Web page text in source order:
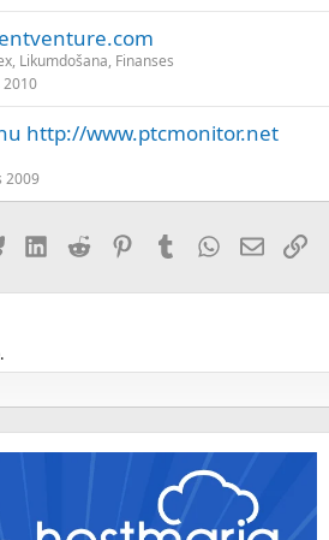
Likumdošana, Finanses
2010
http://www.ptcmonitor.net
2009
BlueskyLinkedInReddit PinterestTumblrWhatsApp
E-pasts